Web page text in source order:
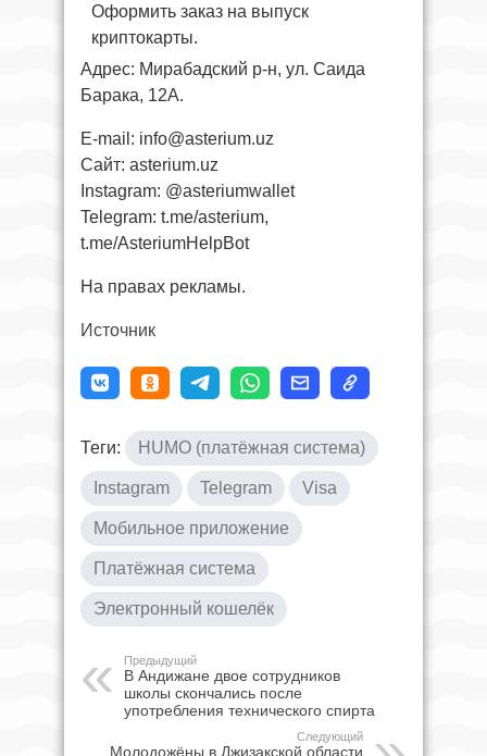
Оформить заказ на выпуск
криптокарты.
Адрес: Мирабадский р-н, ул. Саида
Барака, 12А.
E-mail: info@asterium.uz
Сайт: asterium.uz
Instagram: @asteriumwallet
Telegram: t.me/asterium,
t.me/AsteriumHelpBot
На правах рекламы.
Источник
Теги: HUMO (платёжная система)
Instagram Telegram Visa
Мобильное приложение
Платёжная система
Электронный кошелёк
Предыдущий
В Андижане двое сотрудников
школы скончались после
употребления технического спирта
Следующий
Молодожёны в Джизакской области